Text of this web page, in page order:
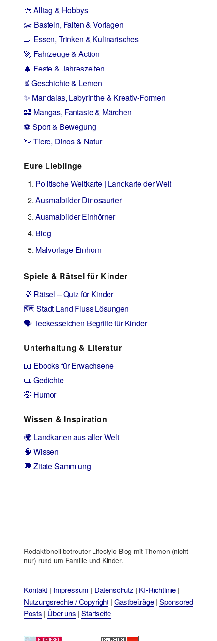
🎨 Alltag & Hobbys
✂️ Basteln, Falten & Vorlagen
🍳 Essen, Trinken & Kulinarisches
🚀 Fahrzeuge & Action
🎄 Feste & Jahreszeiten
⏳ Geschichte & Lernen
✨ Mandalas, Labyrinthe & Kreativ-Formen
🏰 Mangas, Fantasie & Märchen
⚽ Sport & Bewegung
🐾 Tiere, Dinos & Natur
Eure Lieblinge
Politische Weltkarte | Landkarte der Welt
Ausmalbilder Dinosaurier
Ausmalbilder Einhörner
Blog
Malvorlage Einhorn
Spiele & Rätsel für Kinder
💡 Rätsel – Quiz für Kinder
🗺️ Stadt Land Fluss Lösungen
🗣️ Teekesselchen Begriffe für Kinder
Unterhaltung & Literatur
📖 Ebooks für Erwachsene
📜 Gedichte
🤭 Humor
Wissen & Inspiration
🌍 Landkarten aus aller Welt
🧠 Wissen
💬 Zitate Sammlung
Redaktionell betreuter Lifestyle Blog mit Themen (nicht
nur) rund um Familie und Kinder.
Kontakt | Impressum | Datenschutz | KI-Richtlinie |
Nutzungsrechte / Copyright | Gastbeiträge|Sponsored
Posts | Über uns |Startseite